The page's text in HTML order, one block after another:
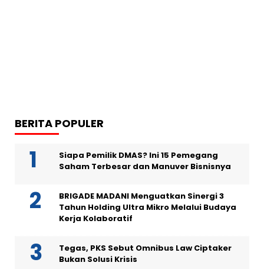
BERITA POPULER
Siapa Pemilik DMAS? Ini 15 Pemegang
Saham Terbesar dan Manuver Bisnisnya
BRIGADE MADANI Menguatkan Sinergi 3
Tahun Holding Ultra Mikro Melalui Budaya
Kerja Kolaboratif
Tegas, PKS Sebut Omnibus Law Ciptaker
Bukan Solusi Krisis